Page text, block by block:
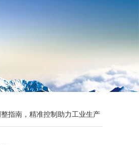
指南，精准控制助力工业生产